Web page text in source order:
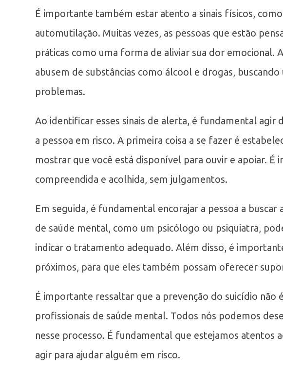
É importante também estar atento a sinais físicos,
automutilação. Muitas vezes, as pessoas que estão
práticas como uma forma de aliviar sua dor emocional.
abusem de substâncias como álcool e drogas,
problemas.
Ao identificar esses sinais de alerta, é fundamental agir
a pessoa em risco. A primeira coisa a se fazer é
mostrar que você está disponível para ouvir e apoiar. É
compreendida e acolhida, sem julgamentos.
Em seguida, é fundamental encorajar a pessoa a
de saúde mental, como um psicólogo ou psiquiatra,
indicar o tratamento adequado. Além disso, é
próximos, para que eles também possam oferecer
É importante ressaltar que a prevenção do suicídio não
profissionais de saúde mental. Todos nós podemos
nesse processo. É fundamental que estejamos atentos
agir para ajudar alguém em risco.